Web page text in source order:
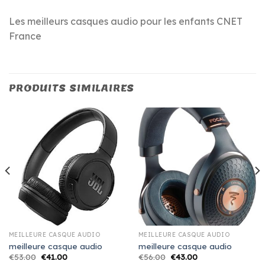
Les meilleurs casques audio pour les enfants CNET
France
PRODUITS SIMILAIRES
MEILLEURE CASQUE AUDIO
meilleure casque audio
€53.00 €41.00
MEILLEURE CASQUE AUDIO
meilleure casque audio
€56.00 €43.00